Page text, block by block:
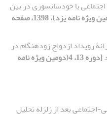
با خودسانسوری در بین
[دوره 13، 4(دومین ویژه نامه یزد)، 1398، صفحه
رویداد ازدواج زودهنگام در
[دوره 13، 4(دومین ویژه نامه
بعد از زلزله تحلیل